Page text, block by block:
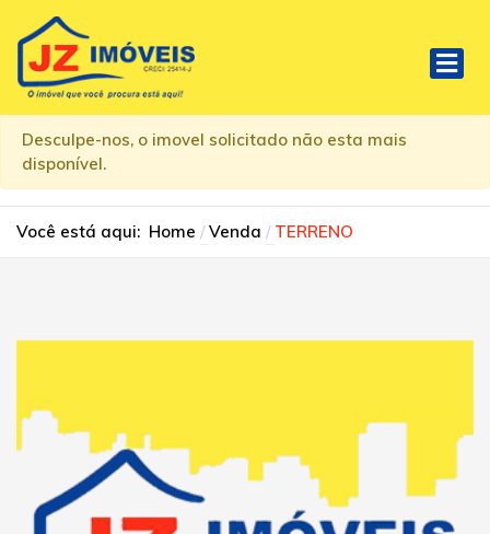
Desculpe-nos, o imovel solicitado não esta mais
disponível.
Você está aqui: Home Venda TERRENO